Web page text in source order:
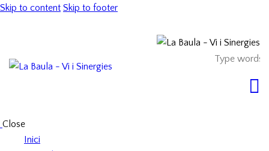
Skip to content Skip to footer
Close
Inici